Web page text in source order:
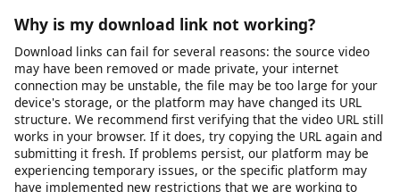
Is my data safe when I use this tool?
Yes, your privacy and data security are important to us. We use
HTTPS encryption for all data transmitted between your
browser and our servers. The URLs you submit are processed
temporarily on our servers to generate download links and are
not permanently stored. We do not sell your personal data or
share it with third parties for marketing purposes. Our full
privacy policy details exactly what data we collect and how it is
used. We recommend reviewing it for complete transparency.